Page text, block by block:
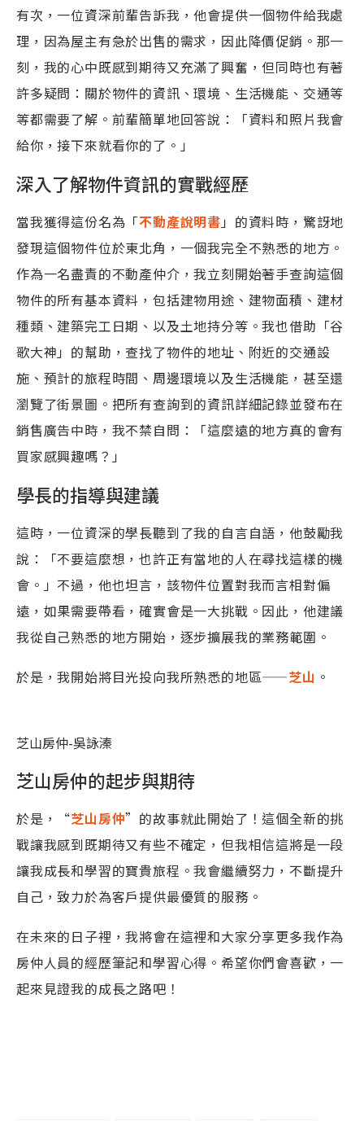
有次，一位資深前輩告訴我，他會提供一個物件給我處
理，因為屋主有急於出售的需求，因此降價促銷。那一
刻，我的心中既感到期待又充滿了興奮，但同時也有著
許多疑問：關於物件的資訊、環境、生活機能、交通等
等都需要了解。前輩簡單地回答說：「資料和照片我會
給你，接下來就看你的了。」
深入了解物件資訊的實戰經歷
當我獲得這份名為「不動產說明書 」的資料時，驚訝地
發現這個物件位於東北角，一個我完全不熟悉的地方。
作為一名盡責的不動產仲介，我立刻開始著手查詢這個
物件的所有基本資料，包括建物用途、建物面積、建材
種類、建築完工日期、以及土地持分等。我也借助「谷
歌大神」的幫助，查找了物件的地址、附近的交通設
施、預計的旅程時間、周邊環境以及生活機能，甚至還
瀏覽了街景圖。把所有查詢到的資訊詳細記錄並發布在
銷售廣告中時，我不禁自問：「這麼遠的地方真的會有
買家感興趣嗎？」
學長的指導與建議
這時，一位資深的學長聽到了我的自言自語，他鼓勵我
說：「不要這麼想，也許正有當地的人在尋找這樣的機
會。」不過，他也坦言，該物件位置對我而言相對偏
遠，如果需要帶看，確實會是一大挑戰。因此，他建議
我從自己熟悉的地方開始，逐步擴展我的業務範圍。
於是，我開始將目光投向我所熟悉的地區——芝山 。
芝山房仲-吳詠溱
芝山房仲的起步與期待
於是，“芝山房仲”的故事就此開始了！這個全新的挑
戰讓我感到既期待又有些不確定，但我相信這將是一段
讓我成長和學習的寶貴旅程。我會繼續努力，不斷提升
自己，致力於為客戶提供最優質的服務。
在未來的日子裡，我將會在這裡和大家分享更多我作為
房仲人員的經歷筆記和學習心得。希望你們會喜歡，一
起來見證我的成長之路吧！